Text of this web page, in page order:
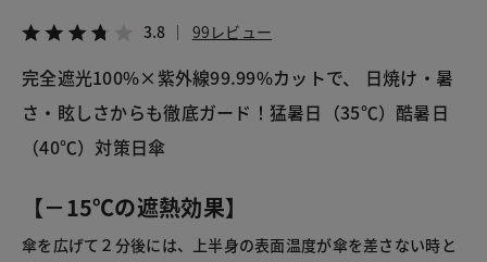
3.8 99レビュー
完全遮光100%×紫外線99.99%カットで、 日焼け・暑
さ・眩しさからも徹底ガード！猛暑日（35℃）酷暑日
（40℃）対策日傘
【－15℃の遮熱効果】
傘を広げて２分後には、上半身の表面温度が傘を差さない時と